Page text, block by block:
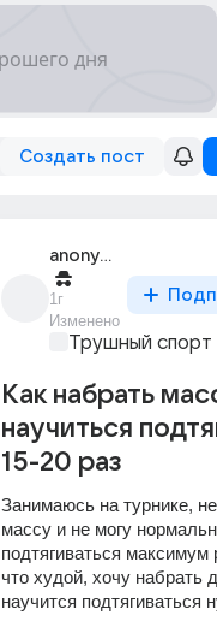
Создать пост
anonymous
1г
Изменено
Трушный спорт
Как набрать
научиться
15-20 раз
Занимаюсь на турнике,
массу и не могу
подтягиваться максимум
что худой, хочу набрать
научится подтягиваться